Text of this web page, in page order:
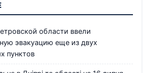
области ввели
эвакуацию еще из двух
пунктов